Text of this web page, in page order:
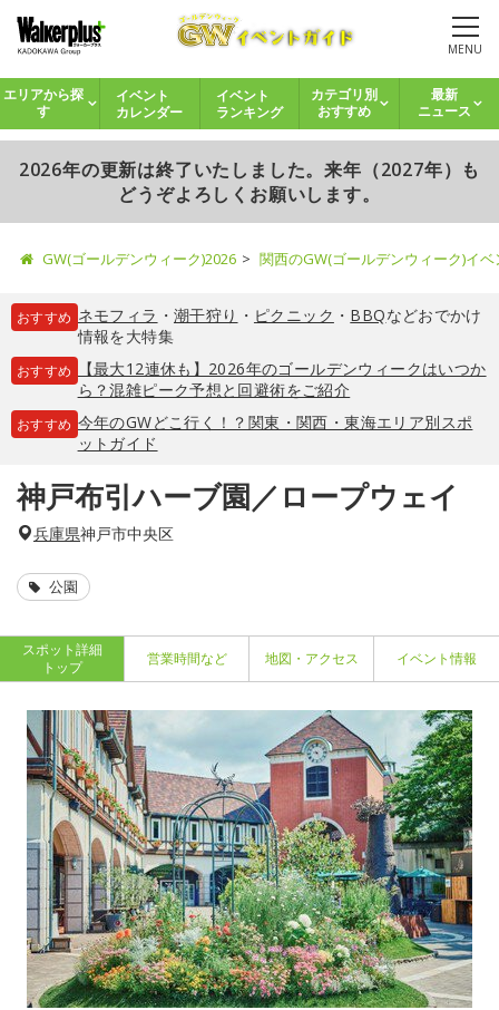
MENU
エリアから探
す
イベント
カレンダー
イベント
ランキング
カテゴリ別
おすすめ
最新
ニュース
2026年の更新は終了いたしました。来年（2027年）も
どうぞよろしくお願いします。
GW(ゴールデンウィーク)2026 関西のGW(ゴールデンウィーク)イ
おすすめ ネモフィラ ・ 潮干狩り ・ ピクニック ・ BBQなどおでかけ
情報を大特集
おすすめ
【最大12連休も】2026年のゴールデンウィークはいつか
ら？混雑ピーク予想と回避術をご紹介
おすすめ 今年のGWどこ行く！？関東・関西・東海エリア別スポ
ットガイド
神戸布引ハーブ園／ロープウェイ
兵庫県神戸市中央区
公園
スポット詳細
トップ
営業時間など 地図・アクセス イベント情報